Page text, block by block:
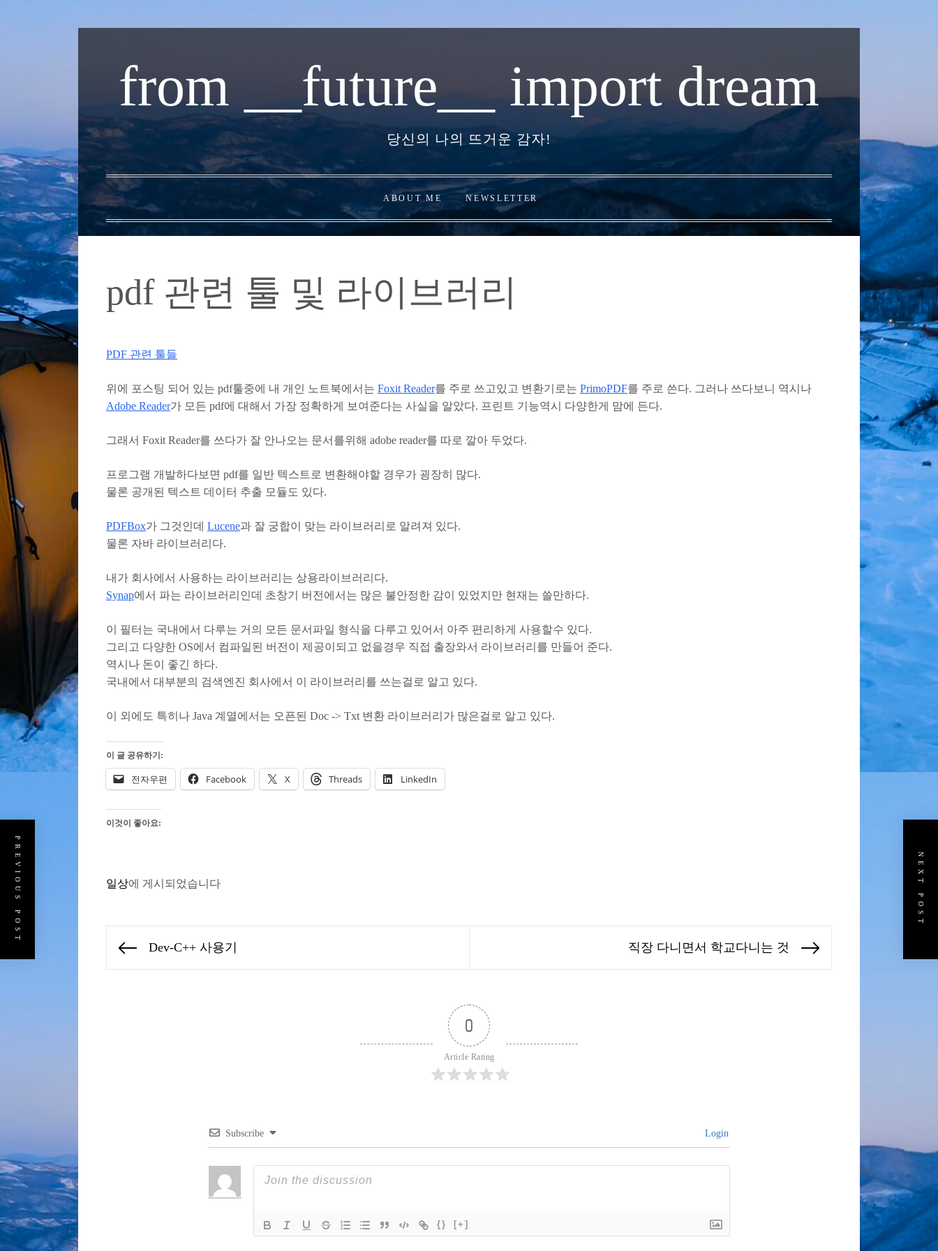
로
가
기
from __future__ import dream
당신의 나의 뜨거운 감자!
ABOUT ME NEWSLETTER
pdf 관련 툴 및 라이브러리
PDF 관련 툴들
위에 포스팅 되어 있는 pdf툴중에 내 개인 노트북에서는 Foxit Reader를 주로 쓰고있고 변환기로는 PrimoPDF를 주로 쓴다. 그러나 쓰다보니 역시나
Adobe Reader가 모든 pdf에 대해서 가장 정확하게 보여준다는 사실을 알았다. 프린트 기능역시 다양한게 맘에 든다.
그래서 Foxit Reader를 쓰다가 잘 안나오는 문서를위해 adobe reader를 따로 깔아 두었다.
프로그램 개발하다보면 pdf를 일반 텍스트로 변환해야할 경우가 굉장히 많다.
물론 공개된 텍스트 데이터 추출 모듈도 있다.
PDFBox가 그것인데 Lucene과 잘 궁합이 맞는 라이브러리로 알려져 있다.
물론 자바 라이브러리다.
내가 회사에서 사용하는 라이브러리는 상용라이브러리다.
Synap에서 파는 라이브러리인데 초창기 버전에서는 많은 불안정한 감이 있었지만 현재는 쓸만하다.
이 필터는 국내에서 다루는 거의 모든 문서파일 형식을 다루고 있어서 아주 편리하게 사용할수 있다.
그리고 다양한 OS에서 컴파일된 버전이 제공이되고 없을경우 직접 출장와서 라이브러리를 만들어 준다.
역시나 돈이 좋긴 하다.
국내에서 대부분의 검색엔진 회사에서 이 라이브러리를 쓰는걸로 알고 있다.
이 외에도 특히나 Java 계열에서는 오픈된 Doc -> Txt 변환 라이브러리가 많은걸로 알고 있다.
이 글 공유하기:
전자우편 Facebook X Threads LinkedIn
이것이 좋아요:
일상에 게시되었습니다
Previous
Dev-C++ 사용기 직장 다니면서 학교다니는 것
0
Article Rating
Subscribe Login
{} [+]
PREVIOUS POST NEXT POST